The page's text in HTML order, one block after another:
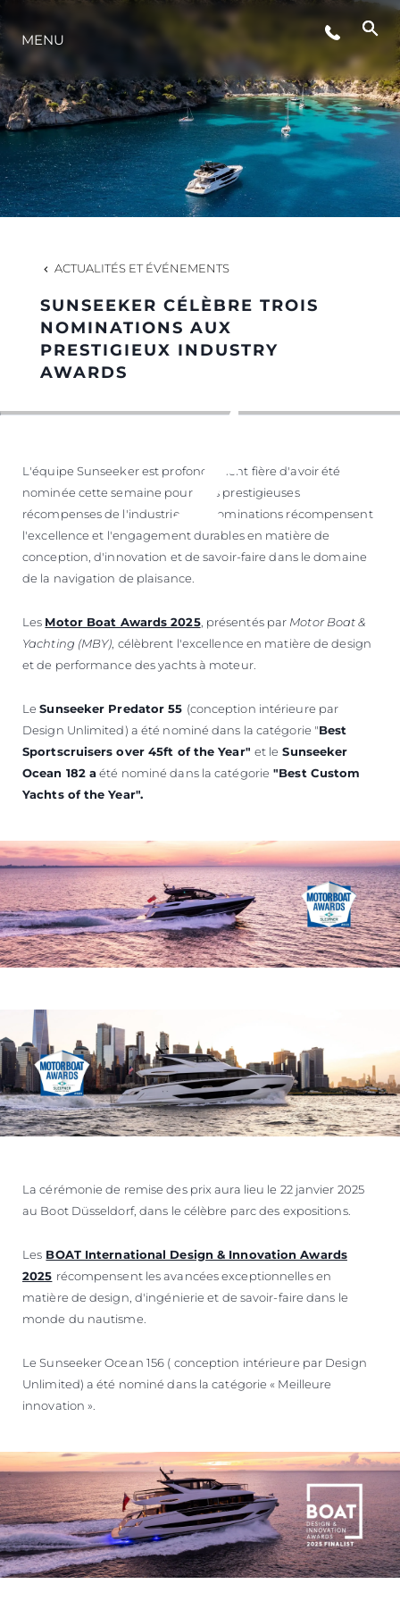
STYLE DE VIE
L'INNOVATION
LA SOCIÉTÉ
NOTRE ÉQUIPE
NOTRE HÉRITAGE
MENU
ACTUALITÉS ET ÉVÉNEMENTS
SUNSEEKER CÉLÈBRE TROIS
NOMINATIONS AUX
PRESTIGIEUX INDUSTRY
AWARDS
L'équipe Sunseeker est profondément fière d'avoir été
nominée cette semaine pour trois prestigieuses
récompenses de l'industrie. Ces nominations récompensent
l'excellence et l'engagement durables en matière de
conception, d'innovation et de savoir-faire dans le domaine
de la navigation de plaisance.
Les Motor Boat Awards 2025, présentés par Motor Boat &
Yachting (MBY) , célèbrent l'excellence en matière de design
et de performance des yachts à moteur.
LeSunseeker Predator 55 (conception intérieure par
Design Unlimited) a été nominé dans la catégorie "Best
Sportscruisers over 45ft of the Year" et le Sunseeker
Ocean 182 aété nominé dans la catégorie "Best Custom
Yachts of the Year".
La cérémonie de remise des prix aura lieu le 22 janvier 2025
au Boot Düsseldorf, dans le célèbre parc des expositions.
Les BOAT International Design & Innovation Awards
2025 récompensent les avancées exceptionnelles en
matière de design, d'ingénierie et de savoir-faire dans le
monde du nautisme.
Le Sunseeker Ocean 156 ( conception intérieure par Design
Unlimited) a été nominé dans la catégorie « Meilleure
innovation ».